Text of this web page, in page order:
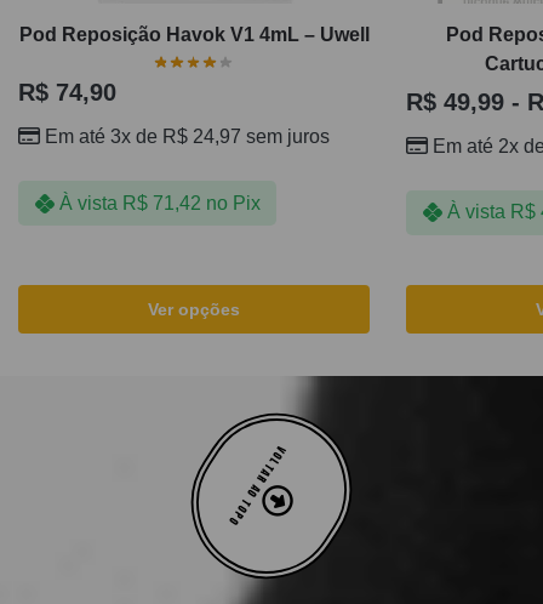
Pod Reposição Havok V1 4mL – Uwell
R$ 74,90
Em até 3x de R$ 24,97 sem juros
À vista R$71,42 no Pix
Ver opções
Pod
R$ 49,99 -
Em até 2x
À vista R$
VOLTAR AO TOPO